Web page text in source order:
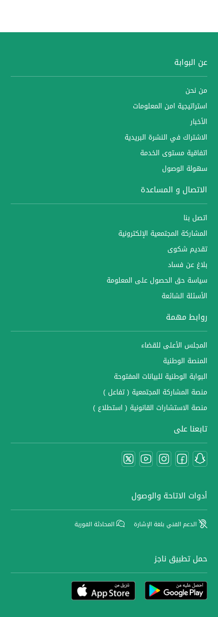
عن البوابة
من نحن
استراتيجية امن المعلومات
الأخبار
الاشتراك في النشرة البريدية
اتفاقية مستوى الخدمة
سهولة الوصول
الاتصال و المساعدة
اتصل بنا
المشاركة المجتمعية الإلكترونية
تقديم شكوى
بلاغ عن فساد
سياسة حق الحصول على المعلومة
الأسئلة الشائعة
روابط مهمة
المجلس الأعلى للقضاء
المنصة الوطنية
البوابة الوطنية للبيانات المفتوحة
منصة المشاركة المجتمعية ( تفاعل )
منصة الاستشارات القانونية ( استطلاع )
تابعنا على
أدوات الاتاحة والوصول
الدعم الفني بلغة الإشارة المحادثة الفورية
حمل تطبيق ناجز